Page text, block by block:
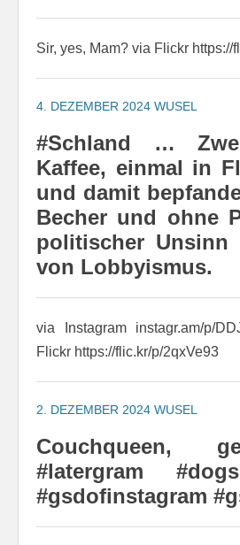
Sir, yes, Mam? via Flickr https://
4. DEZEMBER 2024 WUSEL
#Schland …
Kaffee, einmal in
und damit
Becher und ohne
politischer Unsinn
von Lobbyismus.
via Instagram instagr.am/p/
Flickr https://flic.kr/p/2qxVe93
2. DEZEMBER 2024 WUSEL
Couchqueen,
#latergram
#gsdofinstagram